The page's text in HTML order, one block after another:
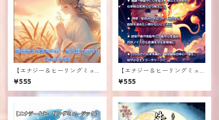
【エナジー＆ヒーリングミュ
ージック】≪碧空染める純白
の花 - 乙女座(VIRGO)≫
¥555
【エナジー＆ヒーリングミュ
ージック】 ≪輝く炎を灯す君
は太陽 - 獅子座（LEO）≫
¥555